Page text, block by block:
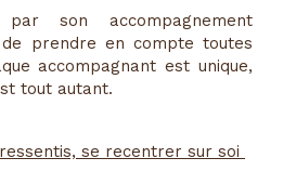
son accompagnement
prendre en compte toutes
accompagnant est unique,
tout autant.
se recentrer sur soi